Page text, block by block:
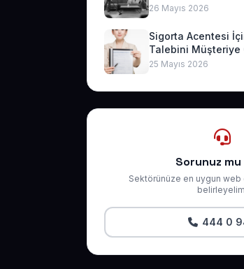
26 Mayıs 2026
Sigorta Acentesi
Talebini Müşteriye
25 Mayıs 2026
Sorunuz
Sektörünüze en uygun
444 0